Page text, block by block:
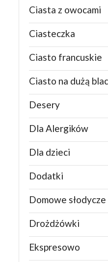
Ciasta z owocami
Ciasteczka
Ciasto francuskie
Ciasto na dużą
Desery
Dla Alergików
Dla dzieci
Dodatki
Domowe słodycze
Drożdżówki
Ekspresowo